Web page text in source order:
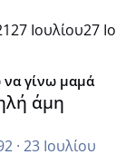
27 Ιουλίου27
γίνω μαμά
άμη
· 23 Ιουλίου